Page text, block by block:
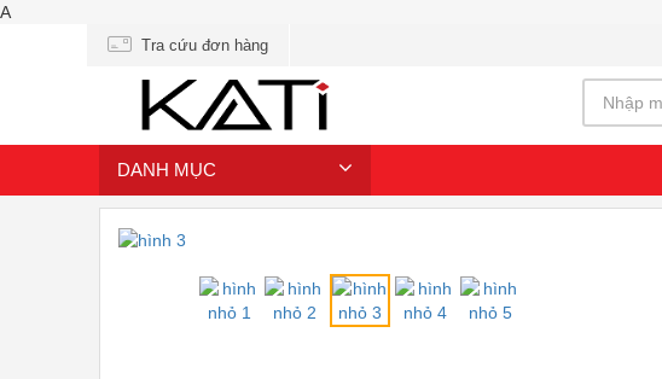
A
Tra cứu đơn hàng
DANH MỤC